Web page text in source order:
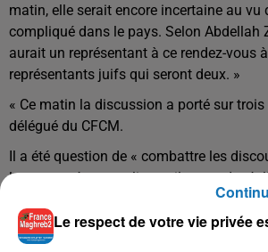
matin, elle serait encore incertaine au vu
compliqué dans le pays. Selon Abdellah
aurait un représentant à ce rendez-vous
représentants juifs qui seront deux. »
« Ce matin la discussion a porté sur
délégué du CFCM.
Il a été question de « combattre les
les mosquées » explique-t-il avant de
veut bien mais il faut que l’Etat
discours haineux des hommes
groupuscules à l’encontre de l’Islam.»
Le respect de votre vie privée